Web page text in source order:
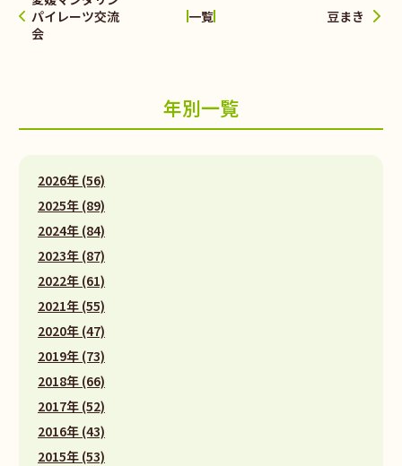
パイレーツ交流
会
一覧 豆まき
年別一覧
2026年 (56)
2025年 (89)
2024年 (84)
2023年 (87)
2022年 (61)
2021年 (55)
2020年 (47)
2019年 (73)
2018年 (66)
2017年 (52)
2016年 (43)
2015年 (53)